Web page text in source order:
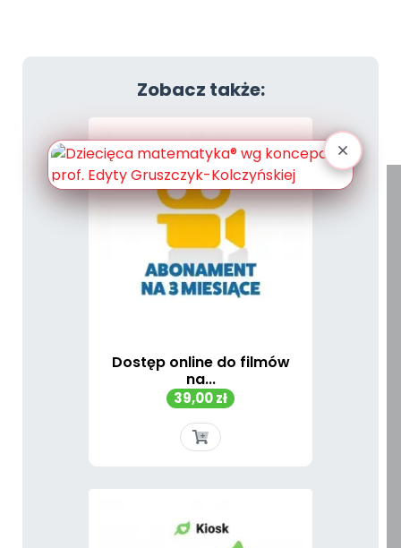
Zobacz także:
Dostęp online do filmów
na...
Cena
39,00 zł